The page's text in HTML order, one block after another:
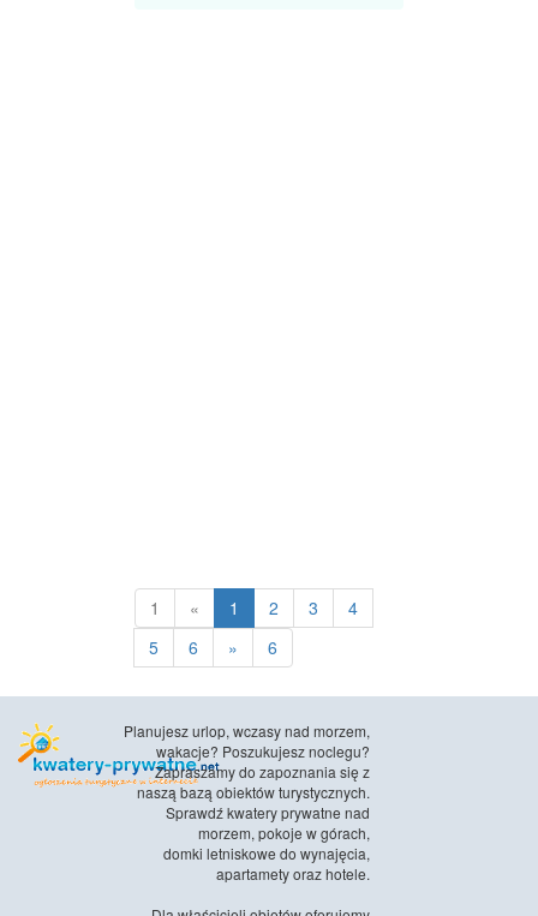
1 « 1 2 3
4
5
6 » 6
Planujesz urlop, wczasy nad morzem,
wakacje? Poszukujesz noclegu?
Zapraszamy do zapoznania się z
naszą bazą obiektów turystycznych.
Sprawdź kwatery prywatne nad
morzem, pokoje w górach,
domki letniskowe do wynajęcia,
apartamety oraz hotele.